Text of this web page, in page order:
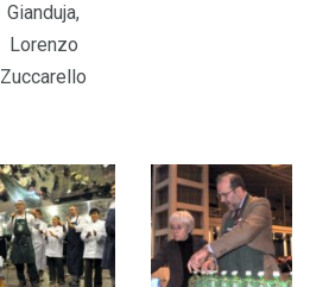
Gianduja,
Lorenzo
Zuccarello